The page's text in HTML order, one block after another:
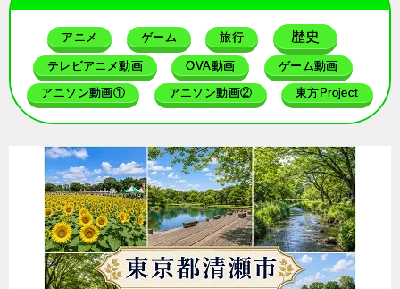
アニメ ゲーム 旅行 歴史
テレビアニメ動画 OVA動画 ゲーム動画
アニソン動画① アニソン動画② 東方Project